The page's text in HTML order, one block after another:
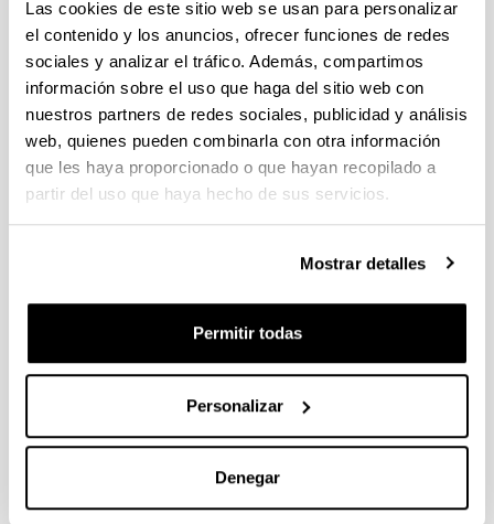
Las cookies de este sitio web se usan para personalizar
el contenido y los anuncios, ofrecer funciones de redes
sociales y analizar el tráfico. Además, compartimos
información sobre el uso que haga del sitio web con
nuestros partners de redes sociales, publicidad y análisis
web, quienes pueden combinarla con otra información
que les haya proporcionado o que hayan recopilado a
partir del uso que haya hecho de sus servicios.
Mostrar detalles
Permitir todas
Personalizar
Denegar
Programa Fellows Gipuzkoa de atracción y retención de
talento 2023
El plazo de presentación de solicitudes finaliza el 29 de marzo
de 2023, a las13:00 (hora peninsular). Plazo interno:
22/03/2023
PIFG22/43: “Energia fotoboltakikoa autokontsumitzeko
gestión de energía inteligente para el autoconsumo de
Plazo de presentación cerrado: 28/01/2023 - 17/02/2023 23:59
15/03/2023 Se ha publicado la propuesta de adjudicación.
Páginas intermedias Use TAB para desplazarse.
49 50 Página
51